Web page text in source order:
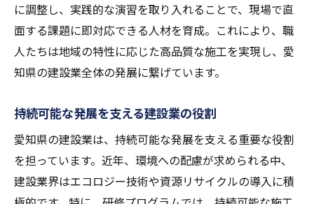
に調整し、実践的な演習を取り入れることで、現場で直
面する課題に即対応できる人材を育成。これにより、職
人たちは地域の特性に応じた高品質な施工を実現し、愛
知県の建設業全体の発展に繋げています。
持続可能な発展を支える建設業の役割
愛知県の建設業は、持続可能な発展を支える重要な役割
を担っています。近年、環境への配慮が求められる中、
建設業界はエコロジー技術や資源リサイクルの導入に積